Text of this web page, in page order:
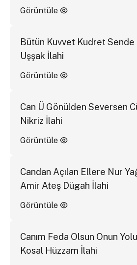
Görüntüle
Bütün Kuvvet Kudret
Uşşak İlahi
Görüntüle
Can Ü Gönülden Seversen
Nikriz İlahi
Görüntüle
Candan Açılan Ellere Nur
Amir Ateş Dügah İlahi
Görüntüle
Canım Feda Olsun Onun
Kosal Hüzzam İlahi